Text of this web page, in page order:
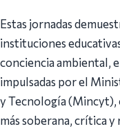
Estas jornadas
instituciones
conciencia ambiental,
impulsadas por el
y Tecnología (Mincyt),
más soberana, crítica